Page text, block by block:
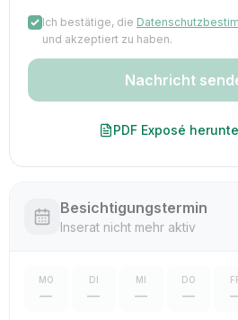
Ich bestätige, die
und akzeptiert zu haben.
Nachricht
PDF Exposé
Besichtigungstermin
Inserat nicht mehr aktiv
MO
—
DI
—
MI
—
DO
—